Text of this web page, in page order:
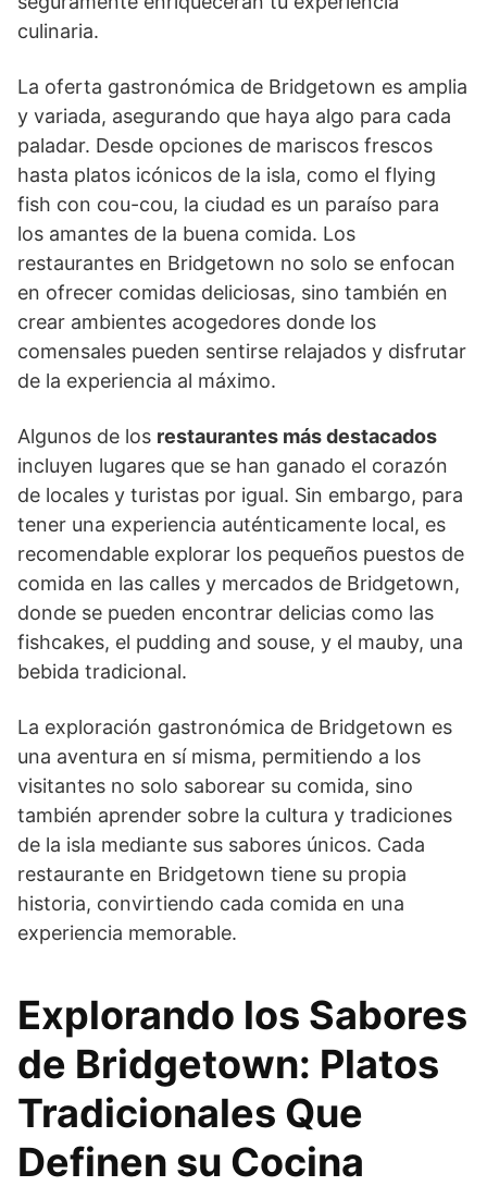
culinaria.
La oferta gastronómica de Bridgetown es amplia
y variada, asegurando que haya algo para cada
paladar. Desde opciones de mariscos frescos
hasta platos icónicos de la isla, como el flying
fish con cou-cou, la ciudad es un paraíso para
los amantes de la buena comida. Los
restaurantes en Bridgetown no solo se enfocan
en ofrecer comidas deliciosas, sino también en
crear ambientes acogedores donde los
comensales pueden sentirse relajados y disfrutar
de la experiencia al máximo.
Algunos de los restaurantes más destacados
incluyen lugares que se han ganado el corazón
de locales y turistas por igual. Sin embargo, para
tener una experiencia auténticamente local, es
recomendable explorar los pequeños puestos de
comida en las calles y mercados de Bridgetown,
donde se pueden encontrar delicias como las
fishcakes, el pudding and souse, y el mauby, una
bebida tradicional.
La exploración gastronómica de Bridgetown es
una aventura en sí misma, permitiendo a los
visitantes no solo saborear su comida, sino
también aprender sobre la cultura y tradiciones
de la isla mediante sus sabores únicos. Cada
restaurante en Bridgetown tiene su propia
historia, convirtiendo cada comida en una
experiencia memorable.
Explorando los Sabores
de Bridgetown: Platos
Tradicionales Que
Definen su Cocina